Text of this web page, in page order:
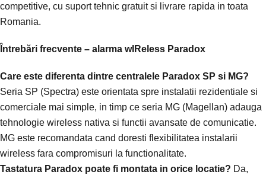
competitive, cu suport tehnic gratuit si livrare rapida in toata
Romania.
Întrebări frecvente – alarma wIReless Paradox
Care este diferenta dintre centralele Paradox SP si MG?
Seria SP (Spectra) este orientata spre instalatii rezidentiale si
comerciale mai simple, in timp ce seria MG (Magellan) adauga
tehnologie wireless nativa si functii avansate de comunicatie.
MG este recomandata cand doresti flexibilitatea instalarii
wireless fara compromisuri la functionalitate.
Tastatura Paradox poate fi montata in orice locatie? Da,